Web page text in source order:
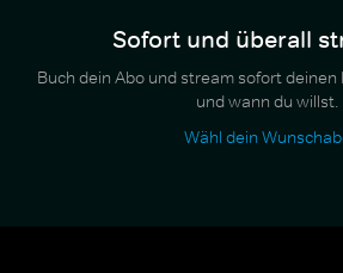
Sofort und überall
Buch dein Abo und stream sofort
und wann du willst.
Wähl dein